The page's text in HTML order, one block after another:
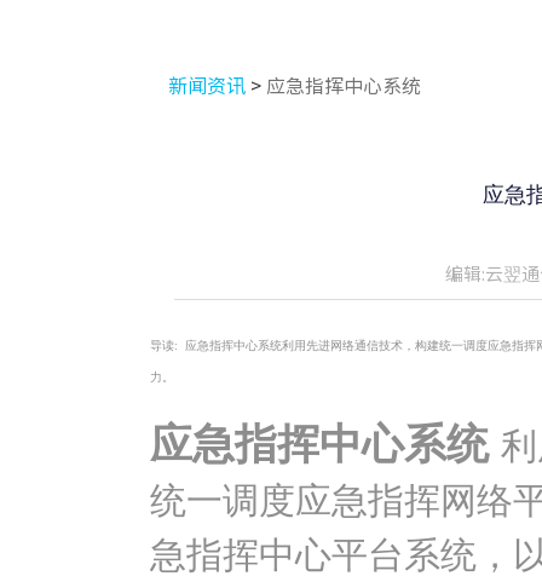
新闻资讯 > 应急指挥中心系统
应急
编辑:云翌
导读: 应急指挥中心系统利用先进网络通信技术，构建统一调度应急指
力。
应急指挥中心系统
统一调度应急指挥网络
急指挥中心平台系统，